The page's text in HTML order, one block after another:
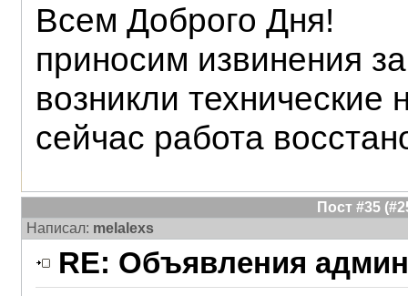
Всем Доброго Дня!
приносим извинения
возникли технические
сейчас работа
Пост #35
Написал: melalexs
RE: Объявления